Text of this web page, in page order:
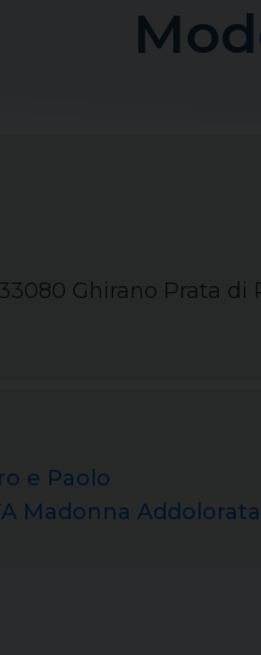
Ghirano Prata di
e Paolo
Madonna Addolorata